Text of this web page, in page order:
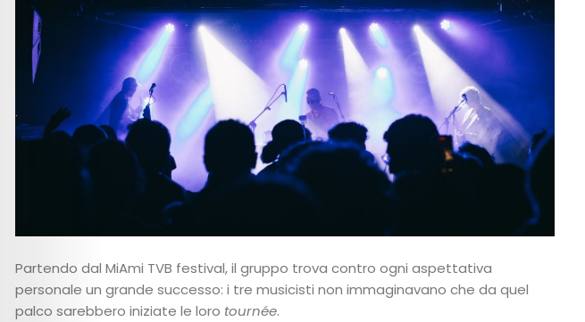
Partendo dal MiAmi TVB festival, il gruppo trova contro ogni aspettativa
personale un grande successo: i tre musicisti non immaginavano che da quel
palco sarebbero iniziate le loro tournée.